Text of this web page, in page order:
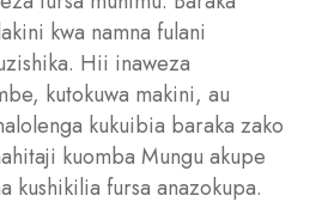
kwa namna fulani
Hii inaweza
kutokuwa makini, au
kukuibia baraka zako
kuomba Mungu akupe
kushikilia fursa anazokupa.